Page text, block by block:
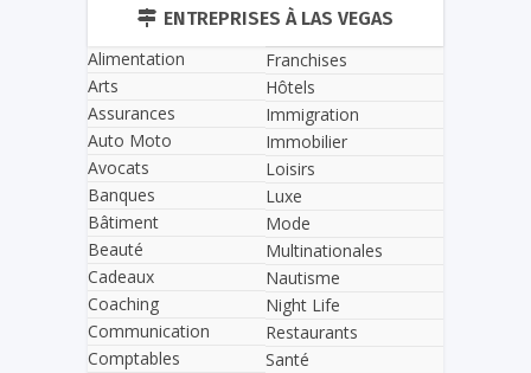
ENTREPRISES À LAS VEGAS
Alimentation
Arts
Assurances
Auto Moto
Avocats
Banques
Bâtiment
Beauté
Cadeaux
Coaching
Communication
Comptables
Franchises
Hôtels
Immigration
Immobilier
Loisirs
Luxe
Mode
Multinationales
Nautisme
Night Life
Restaurants
Santé